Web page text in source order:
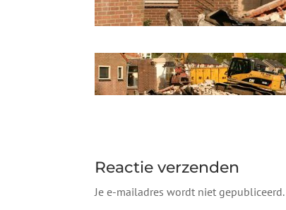
Reactie verzenden
Je e-mailadres wordt niet gepubliceerd.